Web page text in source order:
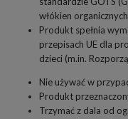
włókien
Produkt spełnia
przepisach UE dla
dzieci (m.in.
Nie używać w
Produkt
Trzymać z dala od